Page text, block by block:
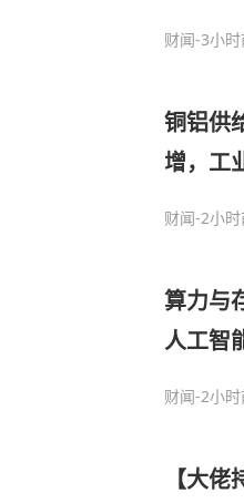
财闻-3小
铜铝供
增，工
财闻-2小
算力与
人工智
财闻-2小
【大